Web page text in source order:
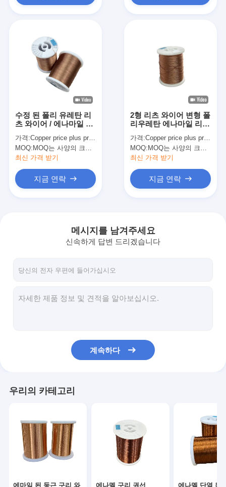
우리 에 관한 것
에마일 된 둥근 구리 와이어
수정 된 폴리 유레탄 리
츠 와이어 / 에나마일 된
착이 없습니다
가격:Copper price plus processing fee plus freight
MOQ:MOQ는 사양의 크기에 따라 다릅니다.
최신 가격 받기
지금 연락
2형 리츠 와이어 변형 폴
리우레탄 에나마일 리츠
가격:Copper price plus processing fee plus freight
MOQ:MOQ는 사양의 크기에 따라 다릅니다.
최신 가격 받기
지금 연락
메시지를 남겨주세요
신속하게 답변 드리겠습니다
계속하다
우리의 카테고리
에마일 된 둥근 구리 와 에나멜 구리 권선 에나멜 단열 된